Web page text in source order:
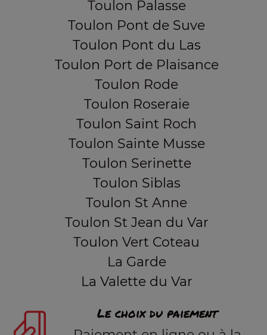
Toulon Palasse
Toulon Pont de Suve
Toulon Pont du Las
Toulon Port de Plaisance
Toulon Rode
Toulon Roseraie
Toulon Saint Roch
Toulon Sainte Musse
Toulon Serinette
Toulon Siblas
Toulon St Anne
Toulon St Jean du Var
Toulon Vert Coteau
La Garde
La Valette du Var
Le choix du paiement